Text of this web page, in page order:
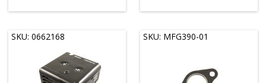
SKU: 0662168 SKU: MFG390-01